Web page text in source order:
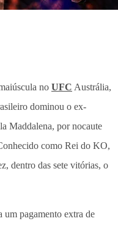
no UFC Austrália,
dominou o ex-
Maddalena, por nocaute
como Rei do KO,
dentro das sete vitórias, o
um pagamento extra de